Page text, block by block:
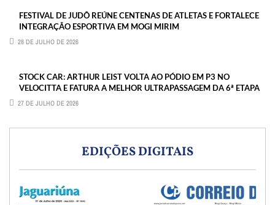
FESTIVAL DE JUDÔ REÚNE CENTENAS DE ATLETAS E FORTALECE
INTEGRAÇÃO ESPORTIVA EM MOGI MIRIM
28 DE JULHO DE 2026
STOCK CAR: ARTHUR LEIST VOLTA AO PÓDIO EM P3 NO
VELOCITTA E FATURA A MELHOR ULTRAPASSAGEM DA 6ª ETAPA
27 DE JULHO DE 2026
EDIÇÕES DIGITAIS